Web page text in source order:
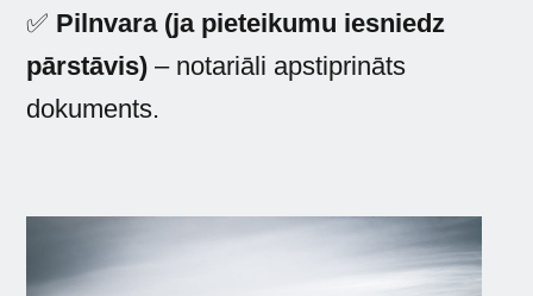
✅ Pilnvara (ja pieteikumu iesniedz
pārstāvis) – notariāli apstiprināts
dokuments.